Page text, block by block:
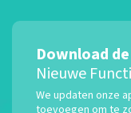
Download
Nieuwe
We updaten onze
toevoegen om te